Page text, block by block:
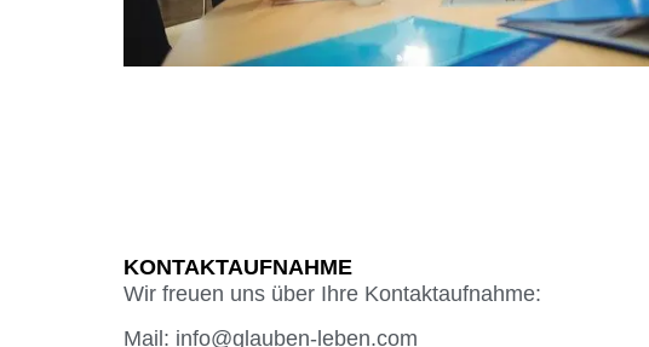
KONTAKTAUFNAHME
Wir freuen uns über Ihre Kontaktaufnahme:
Mail: info@glauben-leben.com